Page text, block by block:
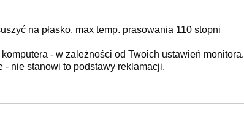
na płasko, max temp. prasowania 110 stopni
- w zależności od Twoich ustawień monitora.
- nie stanowi to podstawy reklamacji.